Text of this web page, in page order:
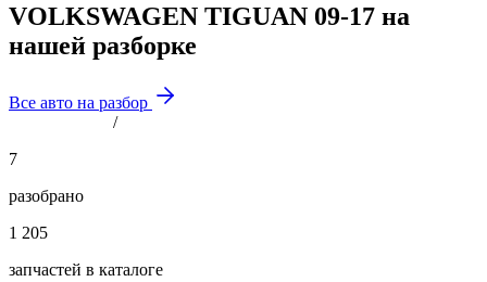
VOLKSWAGEN TIGUAN 09-17 на
нашей разборке
Все авто на разбор
/
7
разобрано
1 205
запчастей в каталоге